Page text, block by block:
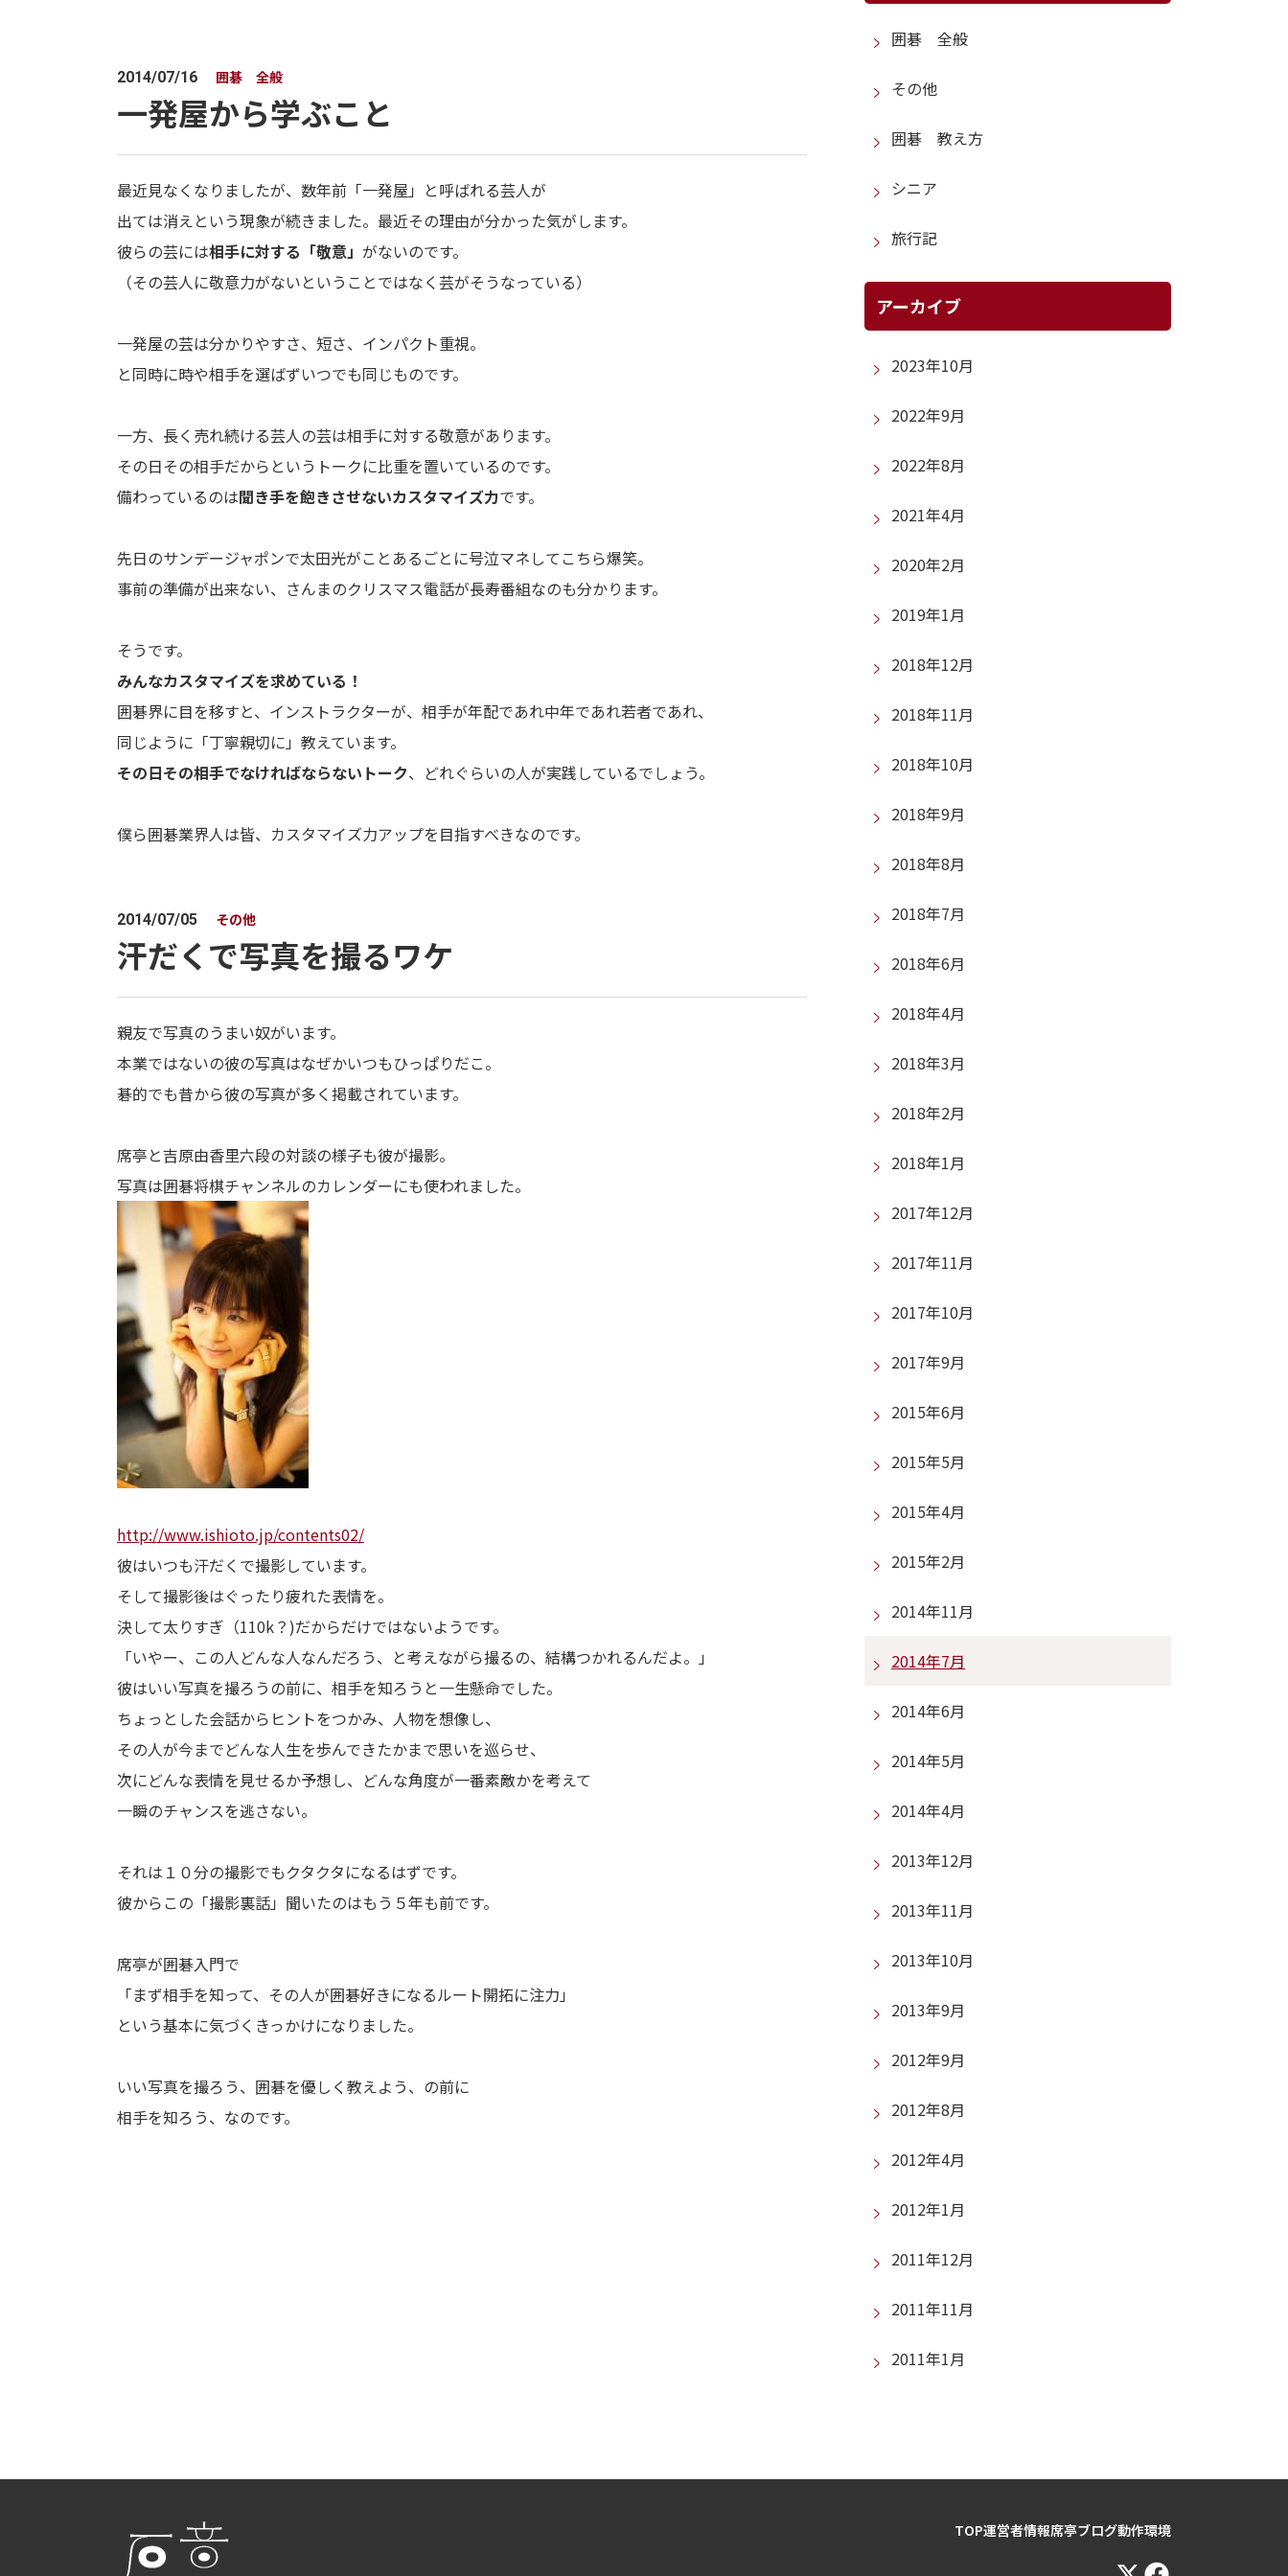
2014/07/16 囲碁 全般
一発屋から学ぶこと
最近見なくなりましたが、数年前「一発屋」と呼ばれる芸人が
出ては消えという現象が続きました。最近その理由が分かった気がします。
彼らの芸には相手に対する「敬意」 がないのです。
（その芸人に敬意力がないということではなく芸がそうなっている）
一発屋の芸は分かりやすさ、短さ、インパクト重視。
と同時に時や相手を選ばずいつでも同じものです。
一方、長く売れ続ける芸人の芸は相手に対する敬意があります。
その日その相手だからというトークに比重を置いているのです。
備わっているのは聞き手を飽きさせないカスタマイズ力です。
先日のサンデージャポンで太田光がことあるごとに号泣マネしてこちら爆笑。
事前の準備が出来ない、さんまのクリスマス電話が長寿番組なのも分かります。
そうです。
みんなカスタマイズを求めている！
囲碁界に目を移すと、インストラクターが、相手が年配であれ中年であれ若者であれ、
同じように「丁寧親切に」教えています。
その日その相手でなければならないトーク、どれぐらいの人が実践しているでしょう。
僕ら囲碁業界人は皆、カスタマイズ力アップを目指すべきなのです。
2014/07/05 その他
汗だくで写真を撮るワケ
親友で写真のうまい奴がいます。
本業ではないの彼の写真はなぜかいつもひっぱりだこ。
碁的でも昔から彼の写真が多く掲載されています。
席亭と吉原由香里六段の対談の様子も彼が撮影。
写真は囲碁将棋チャンネルのカレンダーにも使われました。
http://www.ishioto.jp/contents02/
彼はいつも汗だくで撮影しています。
そして撮影後はぐったり疲れた表情を。
決して太りすぎ（110k？)だからだけではないようです。
「いやー、この人どんな人なんだろう、と考えながら撮るの、結構つかれるんだよ。」
彼はいい写真を撮ろうの前に、相手を知ろうと一生懸命でした。
ちょっとした会話からヒントをつかみ、人物を想像し、
その人が今までどんな人生を歩んできたかまで思いを巡らせ、
次にどんな表情を見せるか予想し、どんな角度が一番素敵かを考えて
一瞬のチャンスを逃さない。
それは１０分の撮影でもクタクタになるはずです。
彼からこの「撮影裏話」聞いたのはもう５年も前です。
席亭が囲碁入門で
「まず相手を知って、その人が囲碁好きになるルート開拓に注力」
という基本に気づくきっかけになりました。
いい写真を撮ろう、囲碁を優しく教えよう、の前に
相手を知ろう、なのです。
囲碁 全般
その他
囲碁 教え方
シニア
旅行記
アーカイブ
2023年10月
2022年9月
2022年8月
2021年4月
2020年2月
2019年1月
2018年12月
2018年11月
2018年10月
2018年9月
2018年8月
2018年7月
2018年6月
2018年4月
2018年3月
2018年2月
2018年1月
2017年12月
2017年11月
2017年10月
2017年9月
2015年6月
2015年5月
2015年4月
2015年2月
2014年11月
2014年7月
2014年6月
2014年5月
2014年4月
2013年12月
2013年11月
2013年10月
2013年9月
2012年9月
2012年8月
2012年4月
2012年1月
2011年12月
2011年11月
2011年1月
TOP運営者情報席亭ブログ動作環境